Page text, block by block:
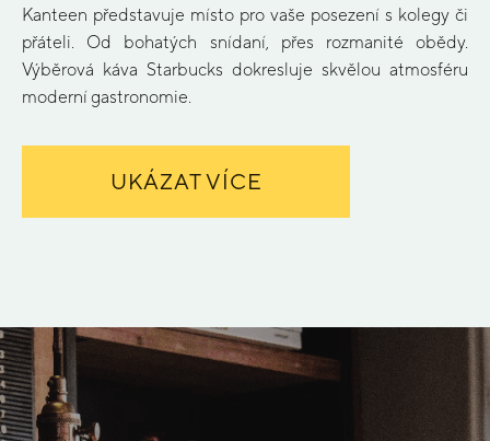
Kanteen představuje místo pro vaše posezení s kolegy či
přáteli. Od bohatých snídaní, přes rozmanité obědy.
Výběrová káva Starbucks dokresluje skvělou atmosféru
moderní gastronomie.
UKÁZAT VÍCE